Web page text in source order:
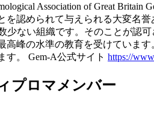
Association of Great
認められて与えられる大変名
ない組織です。そのことが認
高峰の水準の教育を受けていま
す。 Gem-A公式サイト https://
プロマメンバー